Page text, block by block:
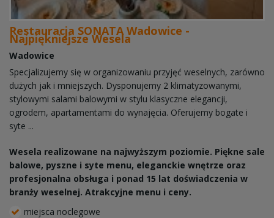
Restauracja SONATA Wadowice -
Najpiękniejsze Wesela
Wadowice
Specjalizujemy się w organizowaniu przyjęć weselnych, zarówno
dużych jak i mniejszych. Dysponujemy 2 klimatyzowanymi,
stylowymi salami balowymi w stylu klasyczne elegancji,
ogrodem, apartamentami do wynajęcia. Oferujemy bogate i
syte ...
Wesela realizowane na najwyższym poziomie. Piękne sale
balowe, pyszne i syte menu, eleganckie wnętrze oraz
profesjonalna obsługa i ponad 15 lat doświadczenia w
branży weselnej. Atrakcyjne menu i ceny.
miejsca noclegowe